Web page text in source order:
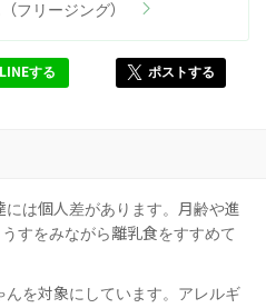
フリージング）
LINEする ポストする
は個人差があります。月齢や進
すをみながら離乳食をすすめて
を対象にしています。アレルギ